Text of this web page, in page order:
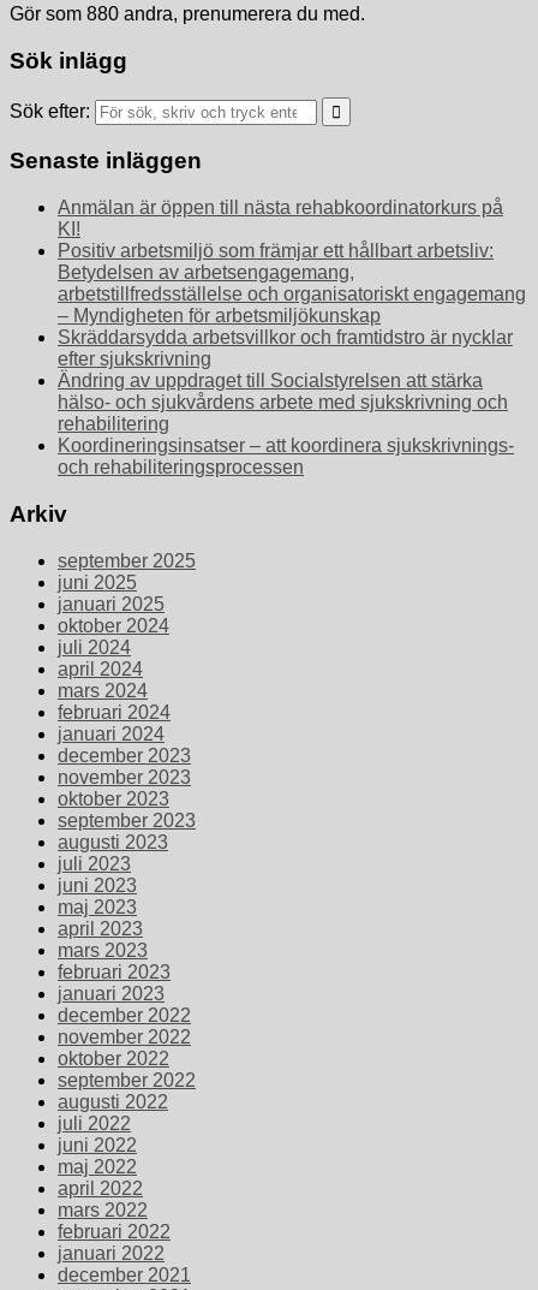
Gör som 880 andra, prenumerera du med.
Sök inlägg
Sök efter:
Senaste inläggen
Anmälan är öppen till nästa rehabkoordinatorkurs på
KI!
Positiv arbetsmiljö som främjar ett hållbart arbetsliv:
Betydelsen av arbetsengagemang,
arbetstillfredsställelse och organisatoriskt engagemang
– Myndigheten för arbetsmiljökunskap
Skräddarsydda arbetsvillkor och framtidstro är nycklar
efter sjukskrivning
Ändring av uppdraget till Socialstyrelsen att stärka
hälso- och sjukvårdens arbete med sjukskrivning och
rehabilitering
Koordineringsinsatser – att koordinera sjukskrivnings-
och rehabiliteringsprocessen
Arkiv
september 2025
juni 2025
januari 2025
oktober 2024
juli 2024
april 2024
mars 2024
februari 2024
januari 2024
december 2023
november 2023
oktober 2023
september 2023
augusti 2023
juli 2023
juni 2023
maj 2023
april 2023
mars 2023
februari 2023
januari 2023
december 2022
november 2022
oktober 2022
september 2022
augusti 2022
juli 2022
juni 2022
maj 2022
april 2022
mars 2022
februari 2022
januari 2022
december 2021